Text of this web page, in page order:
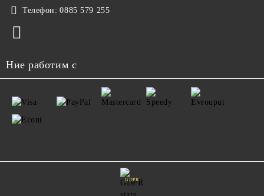
Телефон: 0885 579 255
Ние работим с
GDPR